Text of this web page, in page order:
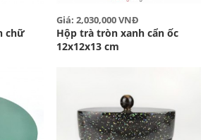
chữ
Giá: 2,030,000 VNĐ
Hộp trà tròn xanh cẩn ốc
12x12x13 cm